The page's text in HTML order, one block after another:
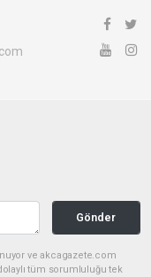
Gönder
ve akcagazete.com
tüm sorumluluğu tek